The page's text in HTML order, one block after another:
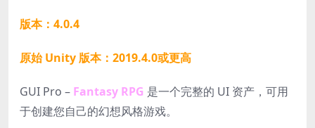
版本：4.0.4
原始 Unity 版本：2019.4.0或更高
GUI Pro – Fantasy RPG 是一个完整的 UI 资产，可用
于创建您自己的幻想风格游戏。